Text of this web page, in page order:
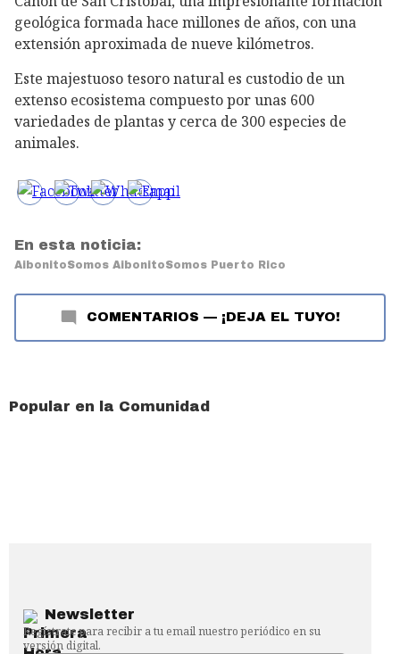
geológica formada hace millones de años, con una
extensión aproximada de nueve kilómetros.
Este majestuoso tesoro natural es custodio de un
extenso ecosistema compuesto por unas 600
variedades de plantas y cerca de 300 especies de
animales.
En esta noticia:
AibonitoSomos AibonitoSomos Puerto Rico
COMENTARIOS — ¡DEJA EL TUYO!
Popular en la Comunidad
Newsletter
Regístrate para recibir a tu email nuestro periódico en su
versión digital.